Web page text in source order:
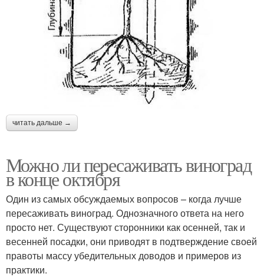
читать дальше →
Можно ли пересаживать виноград
в конце октября
Один из самых обсуждаемых вопросов – когда лучше
пересаживать виноград. Однозначного ответа на него
просто нет. Существуют сторонники как осенней, так и
весенней посадки, они приводят в подтверждение своей
правоты массу убедительных доводов и примеров из
практики.